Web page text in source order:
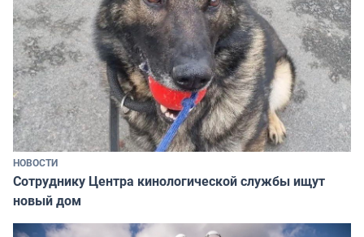
НОВОСТИ
Сотруднику Центра кинологической службы ищут
новый дом